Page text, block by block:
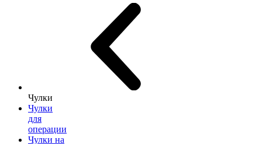
Чулки
Чулки
для
операции
Чулки на